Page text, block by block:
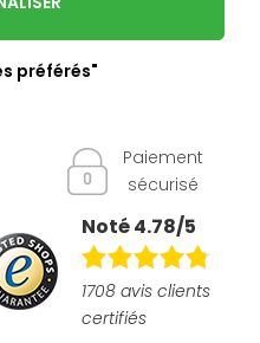
préférés"
Paiement
sécurisé
Noté 4.78/5
1708 avis clients
certifiés